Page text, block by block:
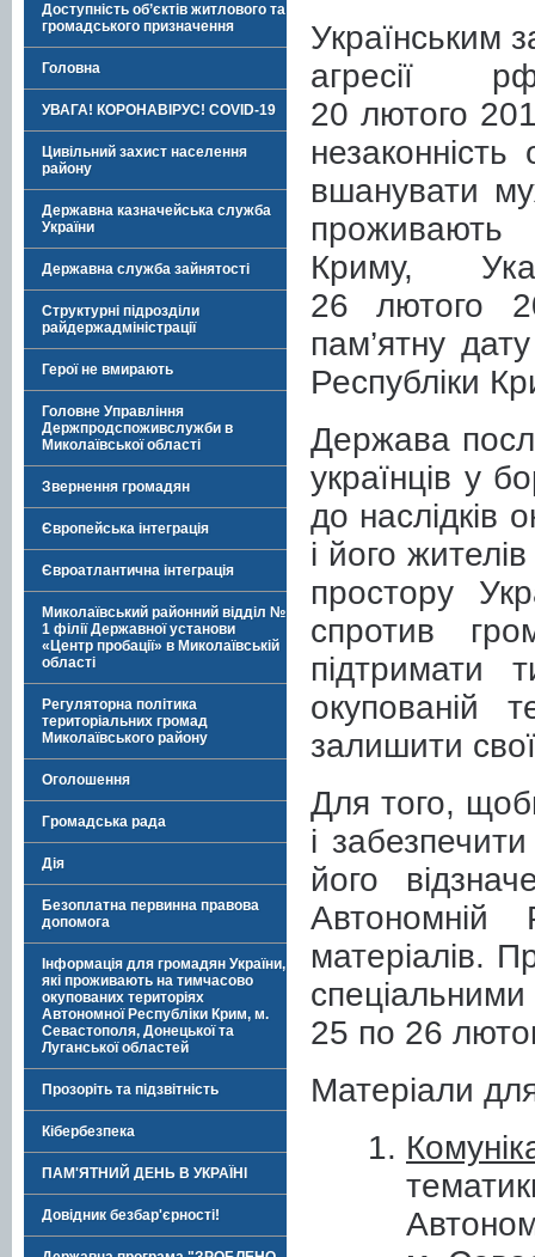
Доступність об’єктів житлового та
громадського призначення
Головна
УВАГА! КОРОНАВІРУС! COVID-19
Цивільний захист населення
району
Державна казначейська служба
України
Державна служба зайнятості
Структурні підрозділи
райдержадміністрації
Герої не вмирають
Головне Управління
Держпродспоживслужби в
Миколаївської області
Звернення громадян
Європейська інтеграція
Євроатлантична інтеграція
Миколаївський районний відділ №
1 філії Державної установи
«Центр пробації» в Миколаївській
області
Регуляторна політика
територіальних громад
Миколаївського району
Оголошення
Громадська рада
Дія
Безоплатна первинна правова
допомога
Інформація для громадян України,
які проживають на тимчасово
окупованих територіях
Автономної Республіки Крим, м.
Севастополя, Донецької та
Луганської областей
Прозоріть та підзвітність
Кібербезпека
ПАМ'ЯТНИЙ ДЕНЬ В УКРАЇНІ
Довідник безбар'єрності!
Українським
агресії
20 лютого
вшанувати
проживають
Криму,
26 лютого
пам’ятну
Республіки
Держава
українців у
до наслідків
і його
простору
спротив
підтримати
окупованій
залишити
Для того,
і
його
Автономній
матеріалів.
25 по 26
Матеріали